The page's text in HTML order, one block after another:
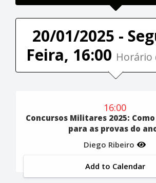
20/01/2025 -
Feira, 16:00 Horário
16:00
Concursos Militares 2025:
para as provas do
Diego Ribeiro
Add to Calendar